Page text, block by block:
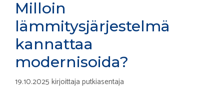
Milloin
lämmitysjärjestelmä
kannattaa
modernisoida?
19.10.2025 kirjoittaja putkiasentaja